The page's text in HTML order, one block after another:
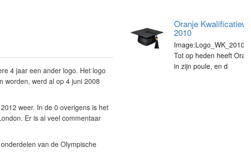
4 jaar een ander logo. Het logo
worden, werd al op 4 juni 2008
weer. In de 0 overigens is het
Er is al veel commentaar
van de Olympische
Oranje
2010
Tot op heden heeft
in zijn poule, en d